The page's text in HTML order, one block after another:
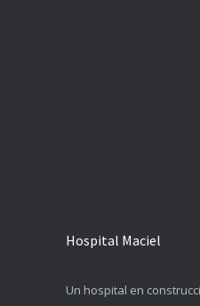
Hospital Maciel
Un hospital en